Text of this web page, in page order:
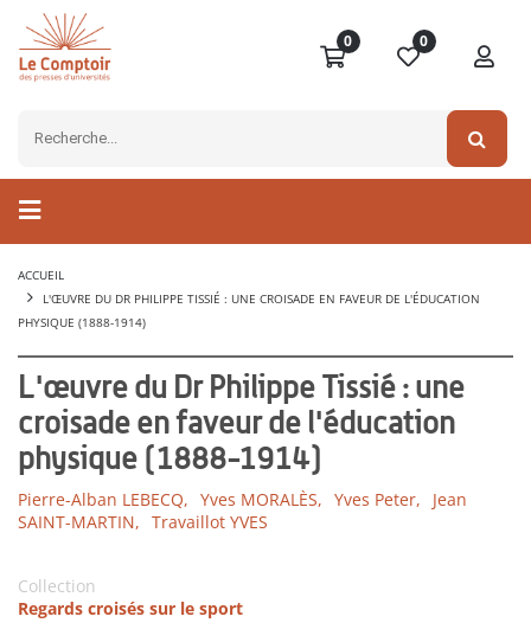
0 0
ACCUEIL
L'ŒUVRE DU DR PHILIPPE TISSIÉ : UNE CROISADE EN FAVEUR DE L'ÉDUCATION
PHYSIQUE (1888-1914)
L'œuvre du Dr Philippe Tissié : une
croisade en faveur de l'éducation
physique (1888-1914)
Pierre-Alban LEBECQ, Yves MORALÈS, Yves Peter,
Jean
SAINT-MARTIN, Travaillot YVES
Collection
Regards croisés sur le sport